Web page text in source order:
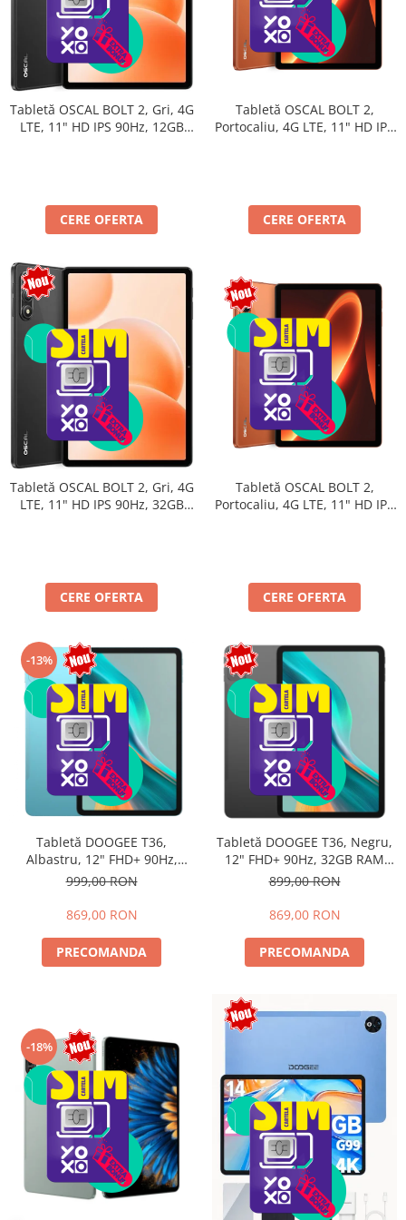
Tabletă OSCAL BOLT 2, Gri, 4G
LTE, 11" HD IPS 90Hz, 12GB
CERE OFERTA
Tabletă OSCAL BOLT 2,
Portocaliu, 4G LTE, 11" HD IPS
CERE OFERTA
Tabletă OSCAL BOLT 2, Gri, 4G
LTE, 11" HD IPS 90Hz, 32GB
CERE OFERTA
Tabletă OSCAL BOLT 2,
Portocaliu, 4G LTE, 11" HD IPS
CERE OFERTA
-13%
Tabletă DOOGEE T36,
Albastru, 12" FHD+ 90Hz,
32GB RAM (8GB + 24GB
15, 8800mAh, Dual SIM
999,00 RON
869,00 RON
PRECOMANDA
Tabletă DOOGEE T36, Negru,
12" FHD+ 90Hz, 32GB RAM
(8GB + 24GB extensibili),
Dual SIM
899,00 RON
869,00 RON
PRECOMANDA
-18%